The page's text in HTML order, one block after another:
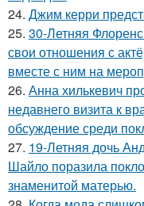
24. Джим керри
25. 30-Летняя
свои отношения с
вместе с ним на
26. Анна хилькевич
недавнего визита к
обсуждение среди
27. 19-Летняя дочь
Шайло поразила
знаменитой матерью.